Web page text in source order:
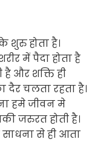
होता है।
में पैदा होता है
और शक्ति ही
चलता रहता है।
हमे जीवन मे
जरुरत होती है।
साधना से ही आता